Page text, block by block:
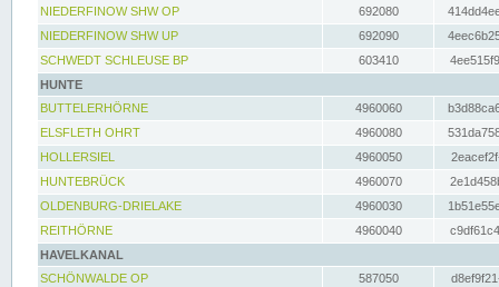
NIEDERFINOW SHW OP
692080
NIEDERFINOW SHW UP
692090
SCHWEDT SCHLEUSE BP
603410
HUNTE
BUTTELERHÖRNE
4960060
ELSFLETH OHRT
4960080
HOLLERSIEL
4960050
HUNTEBRÜCK
4960070
OLDENBURG-DRIELAKE
4960030
REITHÖRNE
4960040
HAVELKANAL
SCHÖNWALDE OP
587050